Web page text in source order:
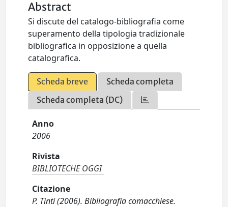
Abstract
Si discute del catalogo-bibliografia come
superamento della tipologia tradizionale
bibliografica in opposizione a quella
catalografica.
Scheda breve
Scheda completa
Scheda completa (DC)
Anno
2006
Rivista
BIBLIOTECHE OGGI
Citazione
P. Tinti (2006). Bibliografia comacchiese.